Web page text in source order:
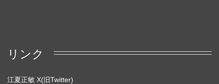
リンク
江夏正敏 X(旧Twitter)